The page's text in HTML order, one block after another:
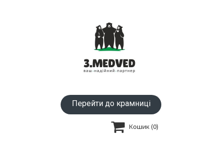
Перейти до крамниці
 Кошик(0)